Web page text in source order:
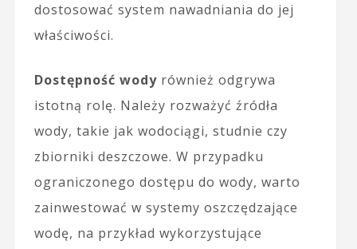
dostosować system nawadniania do jej
właściwości.
Dostępność wodyrównież odgrywa
istotną rolę. Należy rozważyć źródła
wody, takie jak wodociągi, studnie czy
zbiorniki deszczowe. W przypadku
ograniczonego dostępu do wody, warto
zainwestować w systemy oszczędzające
wodę, na przykład wykorzystujące